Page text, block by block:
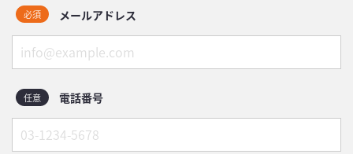
メールアドレス
必須
電話番号
任意